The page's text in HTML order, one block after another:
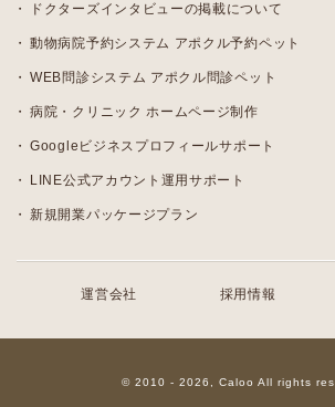
ドクターズインタビューの掲載について
動物病院予約システム アポクル予約ペット
WEB問診システム アポクル問診ペット
病院・クリニック ホームページ制作
Googleビジネスプロフィールサポート
LINE公式アカウント運用サポート
新規開業パッケージプラン
運営会社 採用情報
© 2010 - 2026, Caloo All rights